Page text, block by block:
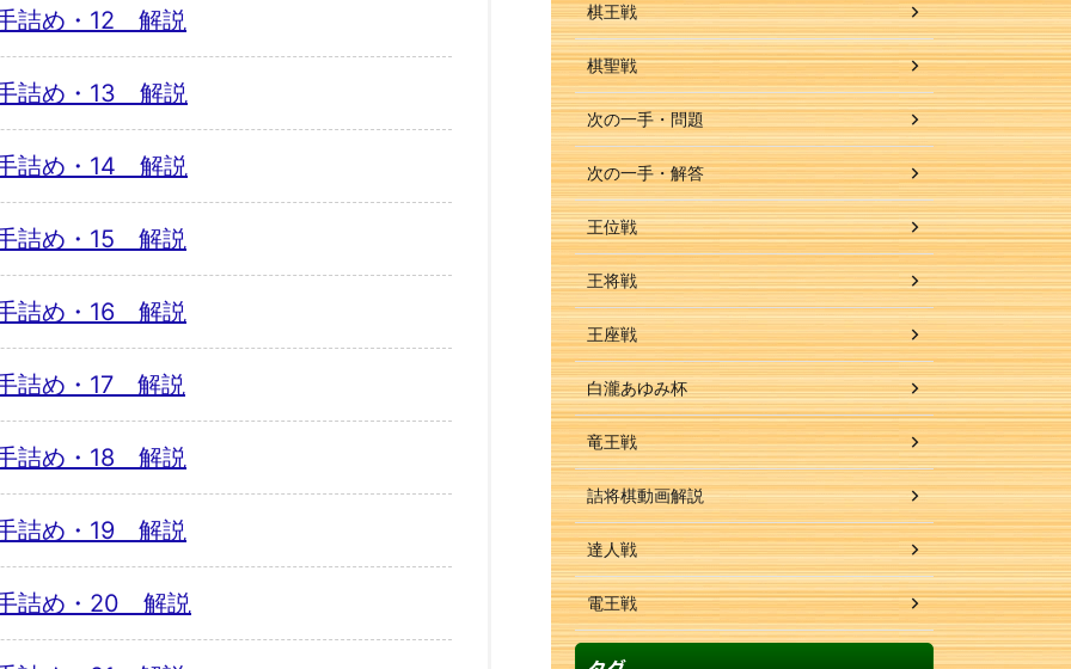
詰め・12 解説
詰め・13 解説
詰め・14 解説
詰め・15 解説
詰め・16 解説
詰め・17 解説
詰め・18 解説
詰め・19 解説
詰め・20 解説
棋王戦
棋聖戦
次の一手・問題
次の一手・解答
王位戦
王将戦
王座戦
白瀧あゆみ杯
竜王戦
詰将棋動画解説
達人戦
電王戦